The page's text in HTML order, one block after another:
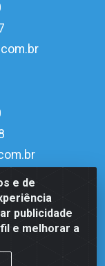
e de
publicidade
e melhorar a
1815 -
600 - CNPJ